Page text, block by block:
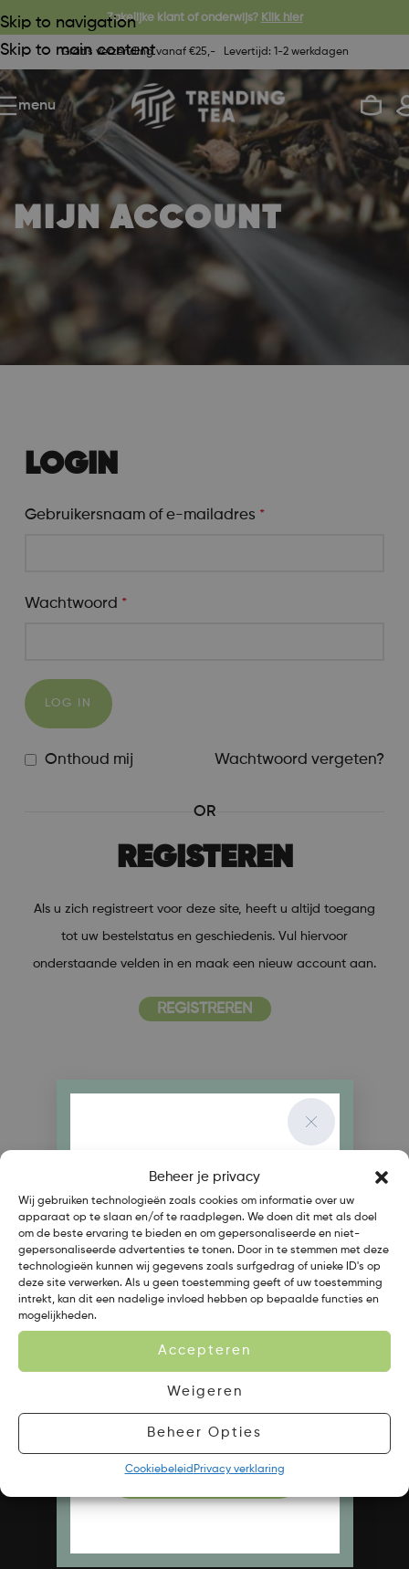
Beheer je privacy
Wij gebruiken technologieën zoals cookies om informatie over uw
apparaat op te slaan en/of te raadplegen. We doen dit met als doel
om de beste ervaring te bieden en om gepersonaliseerde en niet-
gepersonaliseerde advertenties te tonen. Door in te stemmen met deze
technologieën kunnen wij gegevens zoals surfgedrag of unieke ID's op
deze site verwerken. Als u geen toestemming geeft of uw toestemming
intrekt, kan dit een nadelige invloed hebben op bepaalde functies en
mogelijkheden.
Accepteren
Weigeren
Beheer Opties
Cookiebeleid Privacy verklaring
Skip to navigation
Skip to main content
Zakelijke klant of onderwijs? Klik hier
Gratis verzending vanaf €25,-| Levertijd: 1-2 werkdagen
menu
MIJN ACCOUNT
LOGIN
Gebruikersnaam of e-mailadres *
Wachtwoord *
LOG IN
Wachtwoord vergeten?
Onthoud mij
OR
REGISTEREN
Als u zich registreert voor deze site, heeft u altijd toegang
tot uw bestelstatus en geschiedenis. Vul hiervoor
onderstaande velden in en maak een nieuw account aan.
REGISTREREN
8253 RB Dronten
WELKOM BIJ
TRENDINGTEA
Ben je een zakelijke (B2B) of
CONSUMENTEN WEBSHOP